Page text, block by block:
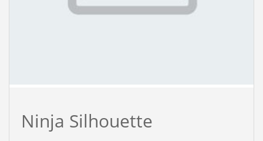
Ninja Silhouette